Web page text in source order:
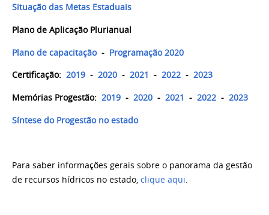
Situação das Metas Estaduais
Plano de Aplicação Plurianual
Plano de capacitação- Programação 2020
Certificação: 2019 - 2020 - 2021 - 2022 - 2023
Memórias Progestão: 2019 - 2020 - 2021 - 2022 - 2023
Síntese do Progestão no estado
Para saber informações gerais sobre o panorama da gestão
de recursos hídricos no estado, clique aqui.